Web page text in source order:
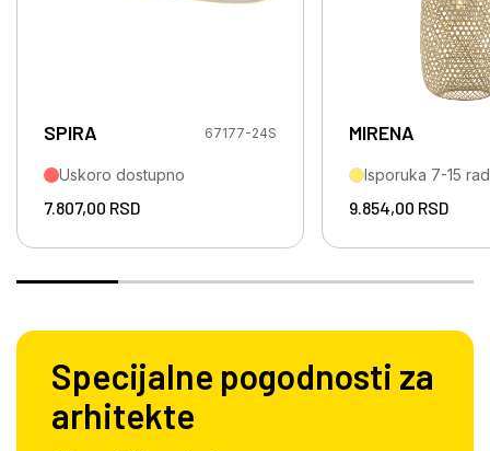
SPIRA 67177-24S
Uskoro dostupno
7.807,00 RSD
MIRENA
Isporuka 7-15
9.854,00 RSD
Specijalne pogodnosti za
arhitekte